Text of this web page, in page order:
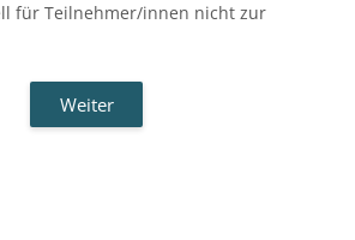
für Teilnehmer/innen nicht zur
Weiter